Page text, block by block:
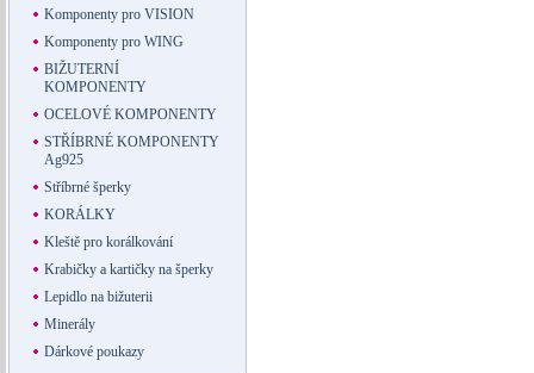
Komponenty pro VISION
Komponenty pro WING
BIŽUTERNÍ
KOMPONENTY
OCELOVÉ KOMPONENTY
STŘÍBRNÉ KOMPONENTY
Ag925
Stříbrné šperky
KORÁLKY
Kleště pro korálkování
Krabičky a kartičky na šperky
Lepidlo na bižuterii
Minerály
Dárkové poukazy